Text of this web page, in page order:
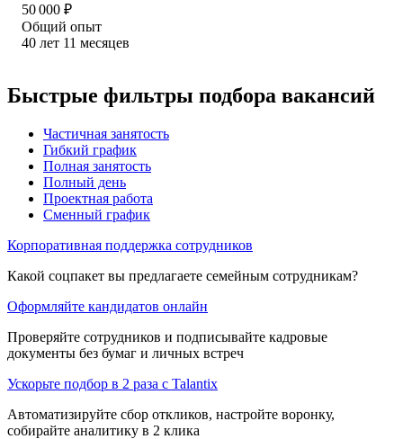
50 000 ₽
Общий опыт
40 лет 11 месяцев
Быстрые фильтры подбора вакансий
Частичная занятость
Гибкий график
Полная занятость
Полный день
Проектная работа
Сменный график
Корпоративная поддержка сотрудников
Какой соцпакет вы предлагаете семейным сотрудникам?
Оформляйте кандидатов онлайн
Проверяйте сотрудников и подписывайте кадровые
документы без бумаг и личных встреч
Ускорьте подбор в 2 раза с Talantix
Автоматизируйте сбор откликов, настройте воронку,
собирайте аналитику в 2 клика